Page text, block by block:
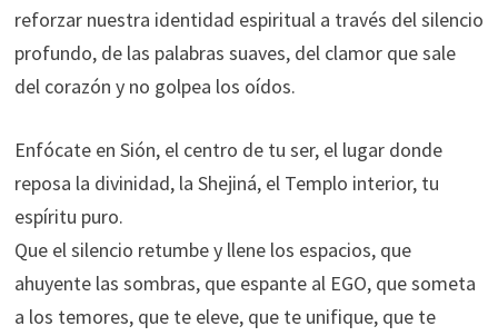
reforzar nuestra identidad espiritual a través del silencio
profundo, de las palabras suaves, del clamor que sale
del corazón y no golpea los oídos.
Enfócate en Sión, el centro de tu ser, el lugar donde
reposa la divinidad, la Shejiná, el Templo interior, tu
espíritu puro.
Que el silencio retumbe y llene los espacios, que
ahuyente las sombras, que espante al EGO, que someta
a los temores, que te eleve, que te unifique, que te